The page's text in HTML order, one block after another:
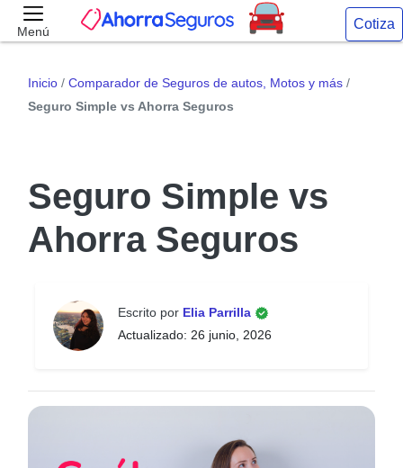
Menú Cotiza
Inicio / Comparador de Seguros de autos, Motos y más /
Seguro Simple vs Ahorra Seguros
Seguro Simple vs
Ahorra Seguros
Escrito por Elia Parrilla
Actualizado: 26 junio, 2026